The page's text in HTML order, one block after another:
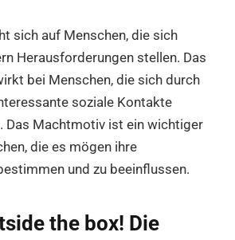
sich auf Menschen, die sich
Herausforderungen stellen. Das
bei Menschen, die sich durch
soziale Kontakte
Das Machtmotiv ist ein wichtiger
die es mögen ihre
und zu beeinflussen.
the box! Die